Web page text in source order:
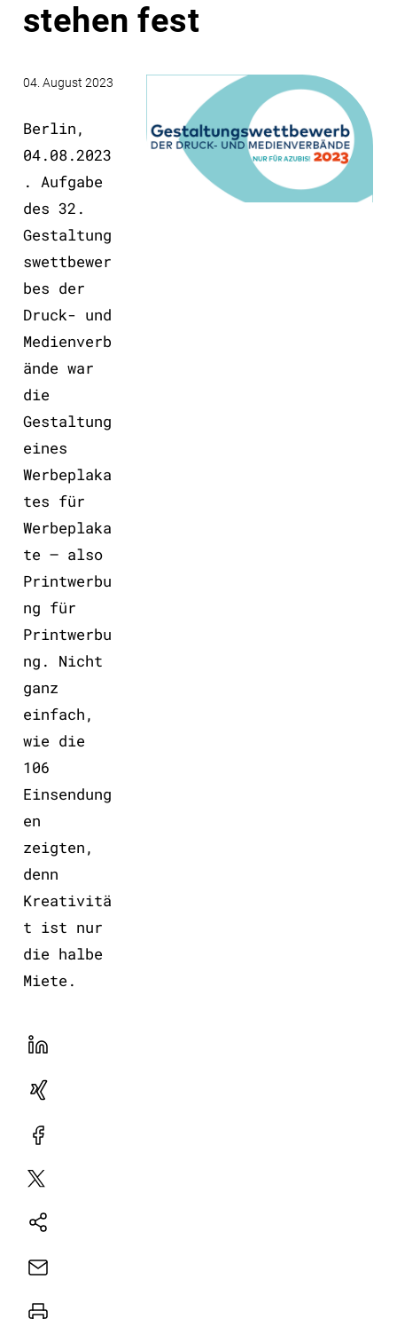
stehen fest
04. August 2023
Berlin,
04.08.2023
. Aufgabe
des 32.
Gestaltung
swettbewer
bes der
Druck- und
Medienverb
ände war
die
Gestaltung
eines
Werbeplaka
tes für
Werbeplaka
te – also
Printwerbu
ng für
Printwerbu
ng. Nicht
ganz
einfach,
wie die
106
Einsendung
en
zeigten,
denn
Kreativitä
t ist nur
die halbe
Miete.
LinekdIn
Xing
Facebook
Plattform
Natives
E-